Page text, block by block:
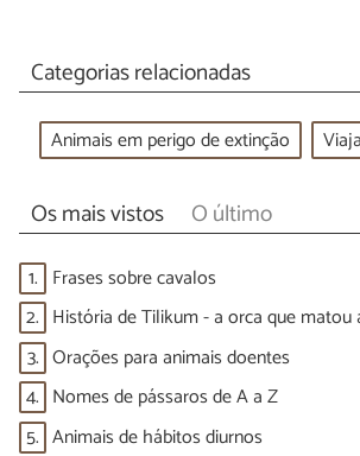
Categorias relacionadas
Animais em perigo de extinção
Os mais vistos O último
1. Frases sobre cavalos
2. História de Tilikum - a orca que matou
3. Orações para animais doentes
4. Nomes de pássaros de A a Z
5. Animais de hábitos diurnos